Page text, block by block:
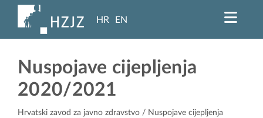
HR EN
Nuspojave cijepljenja
2020/2021
Hrvatski zavod za javno zdravstvo / Nuspojave cijepljenja